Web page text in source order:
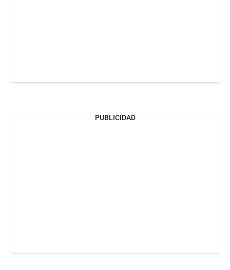
PUBLICIDAD